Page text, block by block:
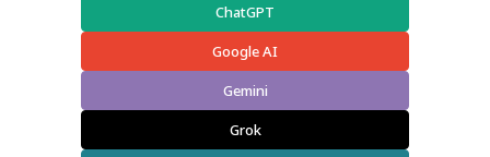
ChatGPT
Google AI
Gemini
Grok